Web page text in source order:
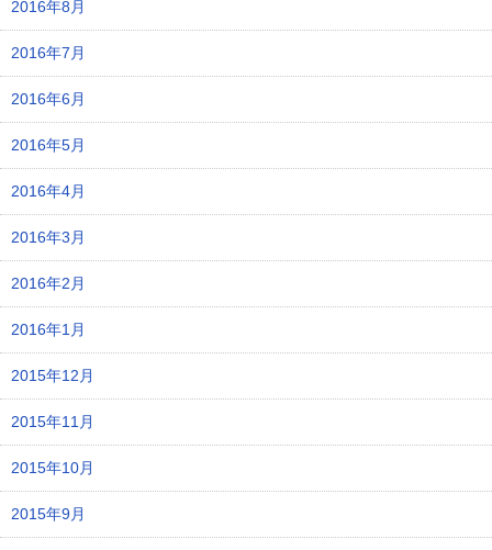
2016年8月
2016年7月
2016年6月
2016年5月
2016年4月
2016年3月
2016年2月
2016年1月
2015年12月
2015年11月
2015年10月
2015年9月